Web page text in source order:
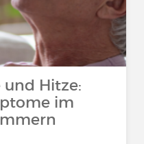
und Hitze:
im